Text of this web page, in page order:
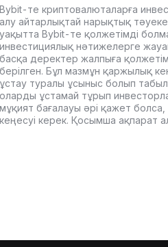
Bybit-те криптовалюталарға
алу айтарлықтай нарықтық
уақытта Bybit-те қолжетімді
инвестициялық нәтижелерге
басқа деректер жалпыға
берілген. Бұл мазмұн қаржылық
ұстау туралы ұсыныс болып
оларды ұстамай тұрып
мұқият бағалауы әрі қажет болса,
кеңесуі керек. Қосымша ақпарат